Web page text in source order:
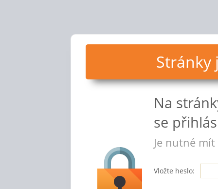
Stránky
Na
se
Je nutné
Vložte heslo: